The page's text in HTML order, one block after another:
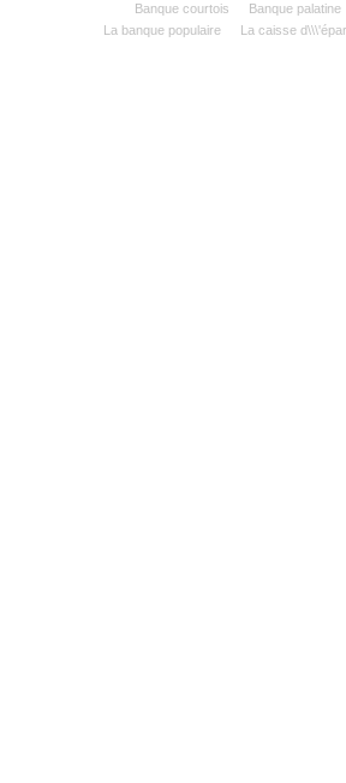
Banque courtois
Banque palatine
La banque populaire
La caisse